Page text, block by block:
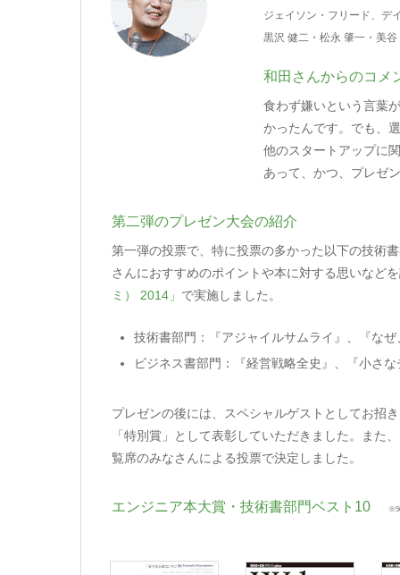
ジェイソン・フリード、デ
黒沢 健二・松永 肇一・美
和田さんからのコメ
食わず嫌いという言葉
かったんです。でも、
他のスタートアップに
あって、かつ、プレゼ
第二弾のプレゼン大会の紹介
第一弾の投票で、特に投票の多かった以下の技術
さんにおすすめのポイントや本に対する思いなど
ミ） 2014」 で実施しました。
技術書部門：『アジャイルサムライ』、『な
ビジネス書部門：『経営戦略全史』、『小さ
プレゼンの後には、スペシャルゲストとしてお招
「特別賞」として表彰していただきました。また
覧席のみなさんによる投票で決定しました。
エンジニア本大賞・技術書部門ベスト10